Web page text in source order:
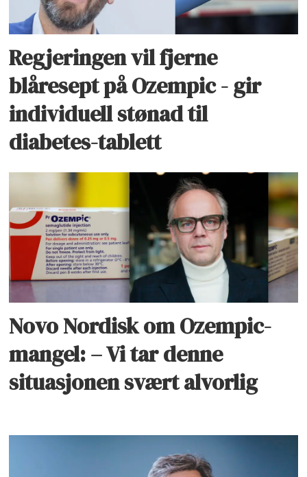
Regjeringen vil fjerne
blåresept på Ozempic - gir
individuell stønad til
diabetes-tablett
Novo Nordisk om Ozempic-
mangel: – Vi tar denne
situasjonen svært alvorlig